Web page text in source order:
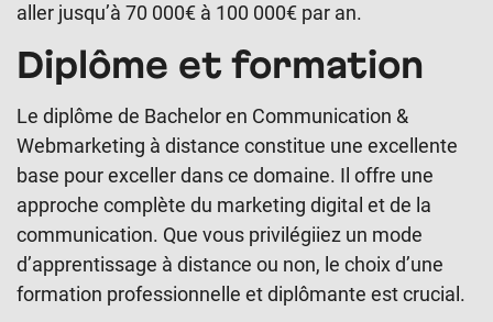
aller jusqu’à 70 000€ à 100 000€ par an.
Diplôme et formation
Le diplôme de Bachelor en Communication &
Webmarketing à distance constitue une excellente
base pour exceller dans ce domaine. Il offre une
approche complète du marketing digital et de la
communication. Que vous privilégiiez un mode
d’apprentissage à distance ou non, le choix d’une
formation professionnelle et diplômante est crucial.